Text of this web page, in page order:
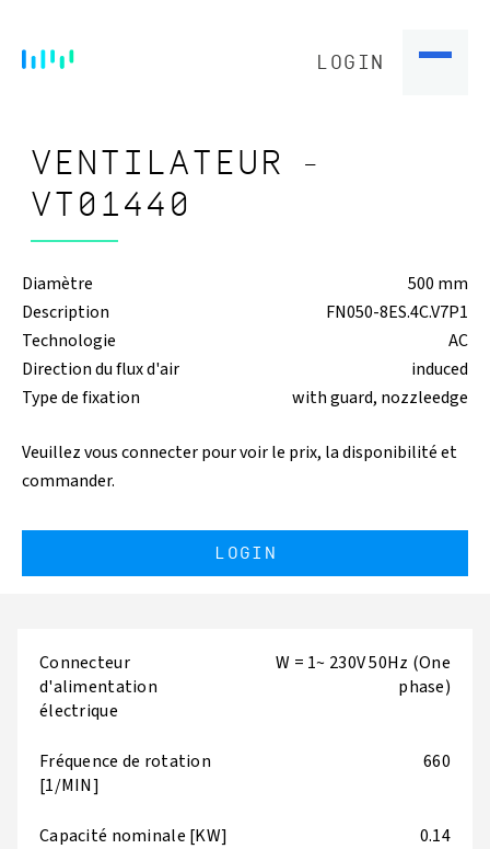
LOGIN
VENTILATEUR -
VT01440
Diamètre
500 mm
Description
FN050-8ES.4C.V7P1
Technologie
AC
Direction du flux d'air
induced
Type de fixation
with guard, nozzleedge
Veuillez vous connecter pour voir le prix, la disponibilité et
commander.
LOGIN
Connecteur
d'alimentation
électrique
W = 1~ 230V 50Hz (One
phase)
Fréquence de rotation
[1/MIN]
660
Capacité nominale [KW] 0.14